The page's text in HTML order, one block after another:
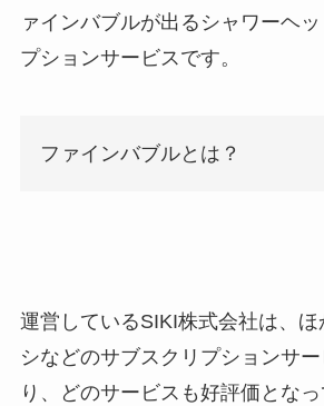
ァインバブルが出るシャワーヘ
プションサービスです。
ファインバブルとは？
運営しているSIKI株式会社は、ほ
シなどのサブスクリプションサ
り、どのサービスも好評価となっ